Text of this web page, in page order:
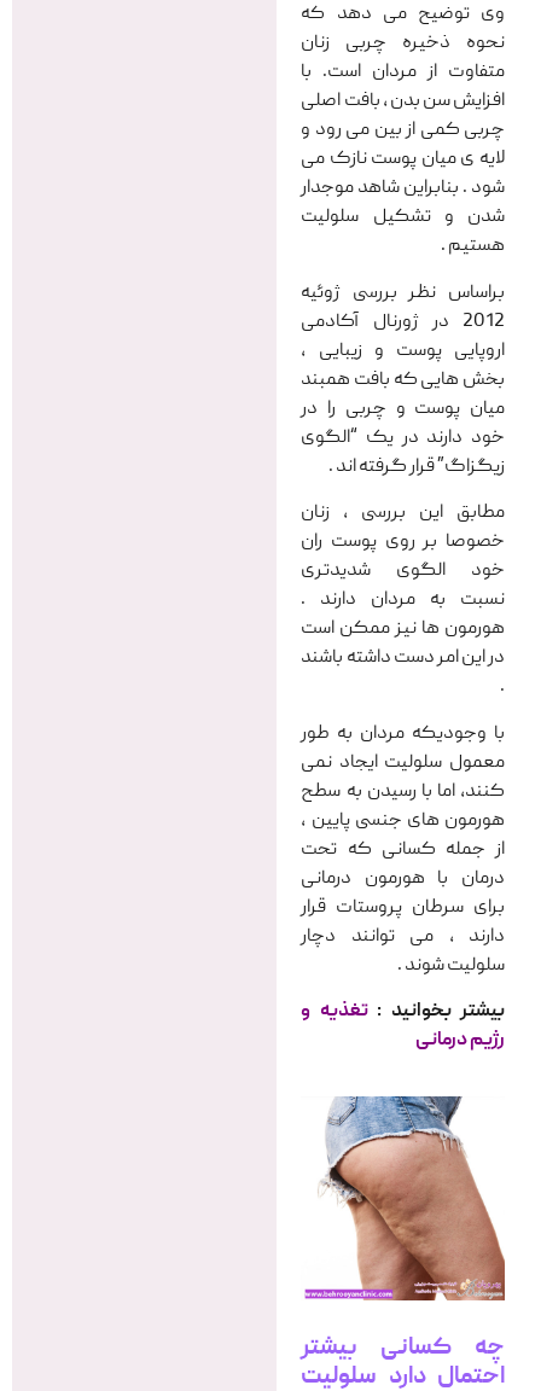
وی توضیح می دهد که
نحوه ذخیره چربی زنان
متفاوت از مردان است. با
افزایش سن بدن ، بافت اصلی
چربی کمی از بین می رود و
لایه ی میان پوست نازک می
شود . بنابراین شاهد موجدار
شدن و تشکیل سلولیت
هستیم .
براساس نظر بررسی ژوئیه
2012 در ژورنال آکادمی
اروپایی پوست و زیبایی ،
بخش هایی که بافت همبند
میان پوست و چربی را در
خود دارند در یک “الگوی
زیگزاگ” قرار گرفته اند .
مطابق این بررسی ، زنان
خصوصا بر روی پوست ران
خود الگوی شدیدتری
نسبت به مردان دارند .
هورمون ها نیز ممکن است
در این امر دست داشته باشند
.
با وجودیکه مردان به طور
معمول سلولیت ایجاد نمی
کنند، اما با رسیدن به سطح
هورمون های جنسی پایین ،
از جمله کسانی که تحت
درمان با هورمون درمانی
برای سرطان پروستات قرار
دارند ، می توانند دچار
سلولیت شوند .
بیشتر بخوانید :تغذیه و
رژیم درمانی
چه کسانی بیشتر
احتمال دارد سلولیت